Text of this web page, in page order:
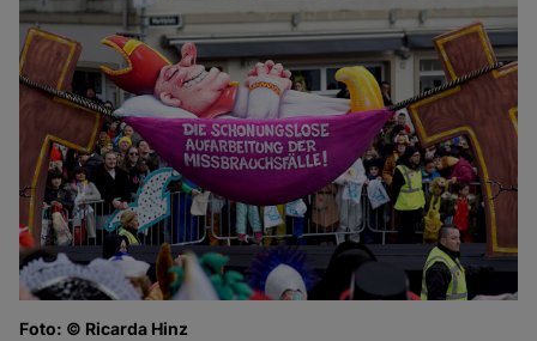
Foto: © Ricarda Hinz